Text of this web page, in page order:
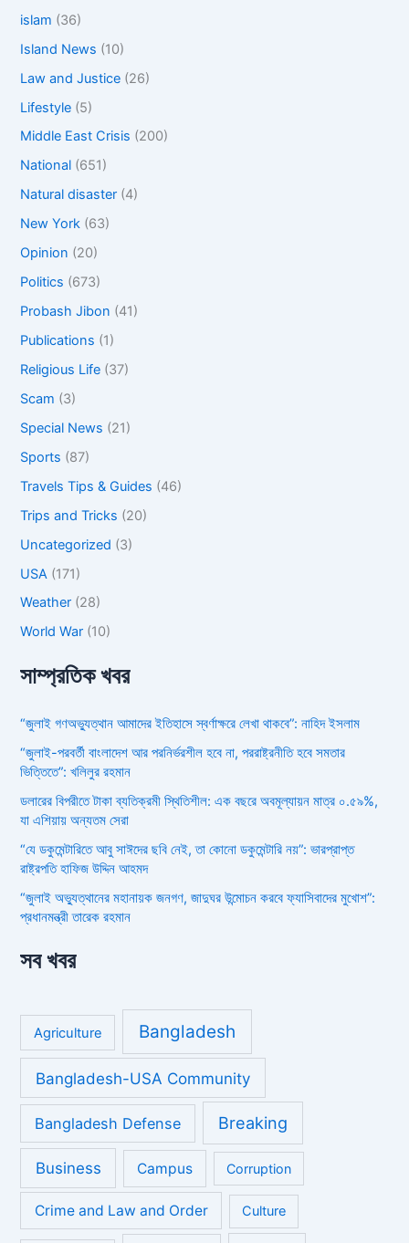
islam (36)
Island News (10)
Law and Justice (26)
Lifestyle (5)
Middle East Crisis (200)
National (651)
Natural disaster (4)
New York (63)
Opinion (20)
Politics (673)
Probash Jibon (41)
Publications (1)
Religious Life (37)
Scam (3)
Special News (21)
Sports (87)
Travels Tips & Guides (46)
Trips and Tricks (20)
Uncategorized (3)
USA (171)
Weather (28)
World War (10)
সাম্প্রতিক খবর
“জুলাই গণঅভ্যুত্থান আমাদের ইতিহাসে স্বর্ণাক্ষরে লেখা থাকবে”: নাহিদ ইসলাম
“জুলাই-পরবর্তী বাংলাদেশ আর পরনির্ভরশীল হবে না, পররাষ্ট্রনীতি হবে সমতার
ভিত্তিতে”: খলিলুর রহমান
ডলারের বিপরীতে টাকা ব্যতিক্রমী স্থিতিশীল: এক বছরে অবমূল্যায়ন মাত্র ০.৫৯%,
যা এশিয়ায় অন্যতম সেরা
“যে ডকুমেন্টারিতে আবু সাঈদের ছবি নেই, তা কোনো ডকুমেন্টারি নয়”: ভারপ্রাপ্ত
রাষ্ট্রপতি হাফিজ উদ্দিন আহমদ
“জুলাই অভ্যুত্থানের মহানায়ক জনগণ, জাদুঘর উন্মোচন করবে ফ্যাসিবাদের মুখোশ”:
প্রধানমন্ত্রী তারেক রহমান
সব খবর
Agriculture Bangladesh
Bangladesh-USA Community
Bangladesh Defense Breaking
Business Campus Corruption
Crime and Law and Order Culture